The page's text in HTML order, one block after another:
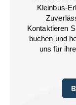
Kleinbus-
Kontaktieren
buchen und
uns für